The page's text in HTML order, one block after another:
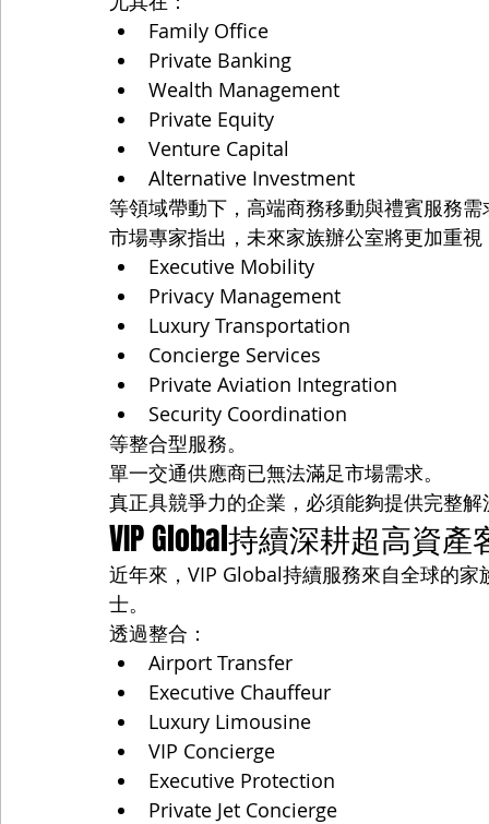
Family Office
Private Banking
Wealth Management
Private Equity
Venture Capital
Alternative Investment
等領域帶動下，高端商務移動與禮賓服務
市場專家指出，未來家族辦公室將更加重視
Executive Mobility
Privacy Management
Luxury Transportation
Concierge Services
Private Aviation Integration
Security Coordination
等整合型服務。
單一交通供應商已無法滿足市場需求。
真正具競爭力的企業，必須能夠提供完整解
VIP Global持續深耕超高資
近年來，VIP Global持續服務來自全球的
士。
透過整合：
Airport Transfer
Executive Chauffeur
Luxury Limousine
VIP Concierge
Executive Protection
Private Jet Concierge